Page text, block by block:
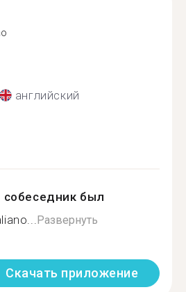
английский
был
Развернуть
Скачать приложение